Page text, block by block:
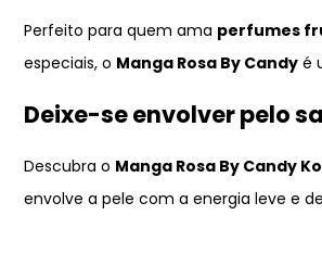
Perfeito para quem ama perfumes
especiais, o Manga Rosa By Candy é
Deixe-se envolver pelo
Descubra o Manga Rosa By Candy
envolve a pele com a energia leve e